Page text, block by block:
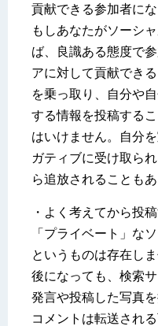
貢献できる参加者にな
もしあなたがソーシ
ば、良識ある態度で
アに対して貢献でき
を乗っ取り、自分や
する情報を投稿する
はいけません。自分
ガティブに受け取ら
ら追放されることもあ
・よく考えてから投
「プライベート」な
というものは存在し
後になっても、検索
発言や投稿した写真
コメントは転送され